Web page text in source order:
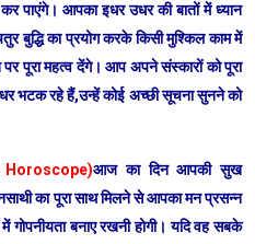
पाएंगे। आपका इधर उधर की बातों में ध्यान
बुद्धि का प्रयोग करके किसी मुश्किल काम में
पूरा महत्व देंगे। आप अपने संस्कारों को पूरा
भटक रहे हैं,उन्हें कोई अच्छी सूचना सुनने को
Horoscope)आज का दिन आपकी सुख
का पूरा साथ मिलने से आपका मन प्रसन्न
बनाए रखनी होगी। यदि वह सबके